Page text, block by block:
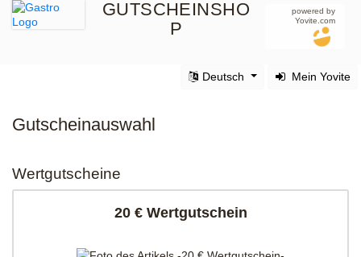
GUTSCHEINSHO
P
powered by
Yovite.com
Mein Yovite
Deutsch
Gutscheinauswahl
Wertgutscheine
20 € Wertgutschein